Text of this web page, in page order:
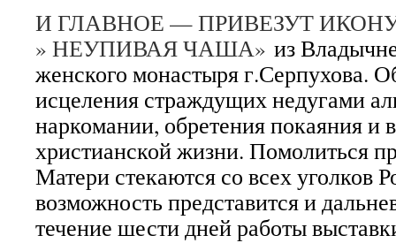
И ГЛАВНОЕ — ПРИВЕЗУТ
» НЕУПИВАЯ ЧАША» из
женского монастыря г.Серпухова.
исцеления страждущих недугами
наркомании, обретения покаяния и
христианской жизни. Помолиться
Матери стекаются со всех уголков
возможность представится и
течение шести дней работы